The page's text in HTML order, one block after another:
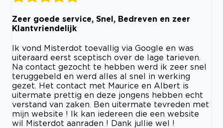
Zeer goede service, Snel, Bedreven en zeer
Klantvriendelijk
Ik vond Misterdot toevallig via Google en was
uiteraard eerst sceptisch over de lage tarieven.
Na contact gezocht te hebben werd ik zeer snel
teruggebeld en werd alles al snel in werking
gezet. Het contact met Maurice en Albert is
uitermate prettig en deze jongens hebben echt
verstand van zaken. Ben uitermate tevreden met
mijn website ! Ik kan iedereen die een website
wil Misterdot aanraden ! Dank jullie wel !